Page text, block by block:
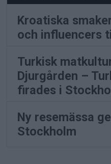
Kroatiska
och influencers
Turkisk
Djurgården –
firades i
Ny resemässa
Stockholm